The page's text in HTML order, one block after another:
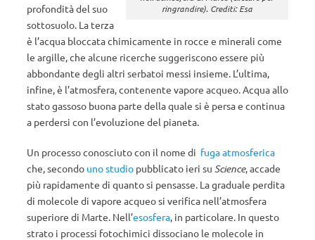
ringrandire). Crediti: Esa
profondità del suo
sottosuolo. La terza
è l’acqua bloccata chimicamente in rocce e minerali come
le argille, che alcune ricerche suggeriscono essere più
abbondante degli altri serbatoi messi insieme. L’ultima,
infine, è l’atmosfera, contenente vapore acqueo. Acqua allo
stato gassoso buona parte della quale si è persa e continua
a perdersi con l’evoluzione del pianeta.
Un processo conosciuto con il nome di fuga atmosferica
che, secondo uno studio pubblicato ieri su Science, accade
più rapidamente di quanto si pensasse. La graduale perdita
di molecole di vapore acqueo si verifica nell’atmosfera
superiore di Marte. Nell’esosfera, in particolare. In questo
strato i processi fotochimici dissociano le molecole in